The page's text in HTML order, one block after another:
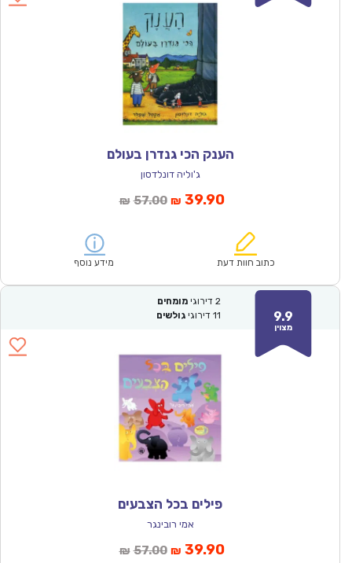
הענק הכי גנדרן בעולם
ג'וליה דונלדסון
₪ 57.00המחיר
₪57.00.
₪ 39.90המחיר
הוא:
כתוב חוות דעת מידע נוסף
9.9
מצוין
2 דירוגי מומחים
11 דירוגי גולשים
פילים בכל הצבעים
אמי רובינגר
₪ 57.00המחיר
₪ 39.90המחיר